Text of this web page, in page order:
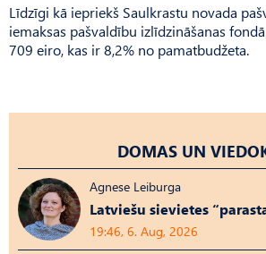
Līdzīgi kā iepriekš Saulkrastu novada
iemaksas pašvaldību izlīdzināšanas
709 eiro, kas ir 8,2% no pamatbudžeta.
DOMAS UN
Agnese Leiburga
Latviešu sievietes
19:46, 6. Aug, 2026